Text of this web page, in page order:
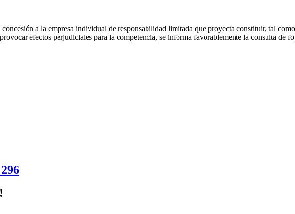
a la empresa individual de responsabilidad limitada que proyecta constituir, tal
efectos perjudiciales para la competencia, se informa favorablemente la consulta de